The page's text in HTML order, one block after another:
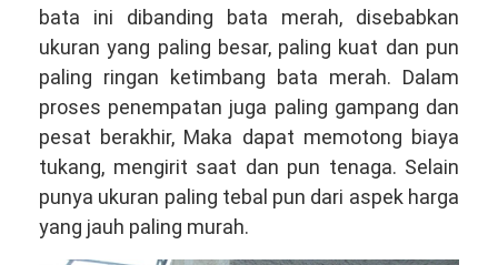
bata ini dibanding bata merah, disebabkan
ukuran yang paling besar, paling kuat dan pun
paling ringan ketimbang bata merah. Dalam
proses penempatan juga paling gampang dan
pesat berakhir, Maka dapat memotong biaya
tukang, mengirit saat dan pun tenaga. Selain
punya ukuran paling tebal pun dari aspek harga
yang jauh paling murah.